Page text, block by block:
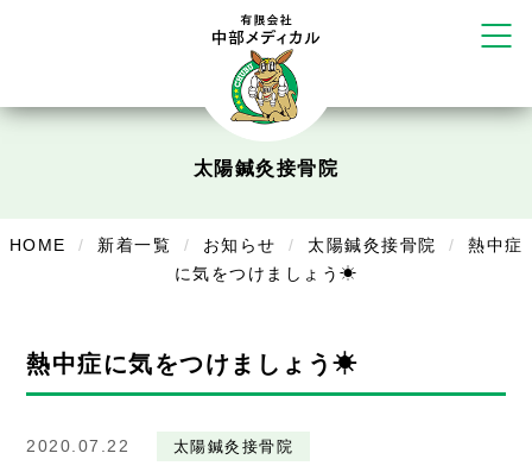
塚店
デイサービスあやめ
美容鍼・コルギ
太陽鍼灸接骨院
HOME 新着一覧 お知らせ 太陽鍼灸接骨院
熱中症
に気をつけましょう☀
熱中症に気をつけましょう☀
2020.07.22 太陽鍼灸接骨院